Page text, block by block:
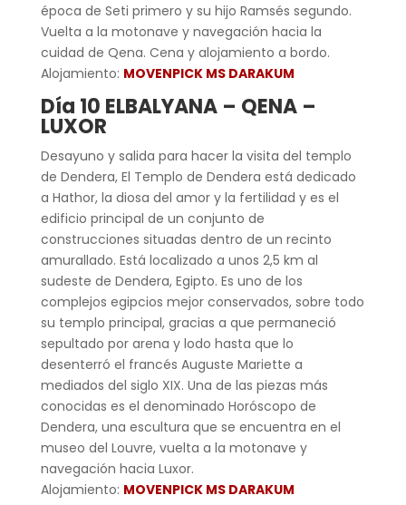
época de Seti primero y su hijo Ramsés segundo.
Vuelta a la motonave y navegación hacia la
cuidad de Qena. Cena y alojamiento a bordo.
Alojamiento: MOVENPICK MS DARAKUM
Día 10 ELBALYANA – QENA –
LUXOR
Desayuno y salida para hacer la visita del templo
de Dendera, El Templo de Dendera está dedicado
a Hathor, la diosa del amor y la fertilidad y es el
edificio principal de un conjunto de
construcciones situadas dentro de un recinto
amurallado. Está localizado a unos 2,5 km al
sudeste de Dendera, Egipto. Es uno de los
complejos egipcios mejor conservados, sobre todo
su templo principal, gracias a que permaneció
sepultado por arena y lodo hasta que lo
desenterró el francés Auguste Mariette a
mediados del siglo XIX. Una de las piezas más
conocidas es el denominado Horóscopo de
Dendera, una escultura que se encuentra en el
museo del Louvre, vuelta a la motonave y
navegación hacia Luxor.
Alojamiento: MOVENPICK MS DARAKUM